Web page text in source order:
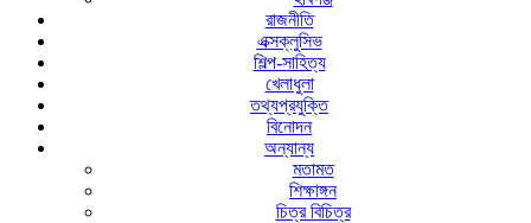
রাজনীতি
এক্সক্লুসিভ
শিল্প-সাহিত্য
খেলাধুলা
তথ্যপ্রযুক্তি
বিনোদন
অন্যান্য
মতামত
শিক্ষাঙ্গন
চিত্র বিচিত্র